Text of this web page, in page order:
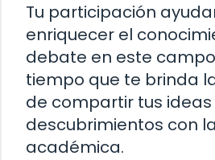
Tu participación
enriquecer el
debate en este
tiempo que te brinda
de compartir tus ideas
descubrimientos con
académica.